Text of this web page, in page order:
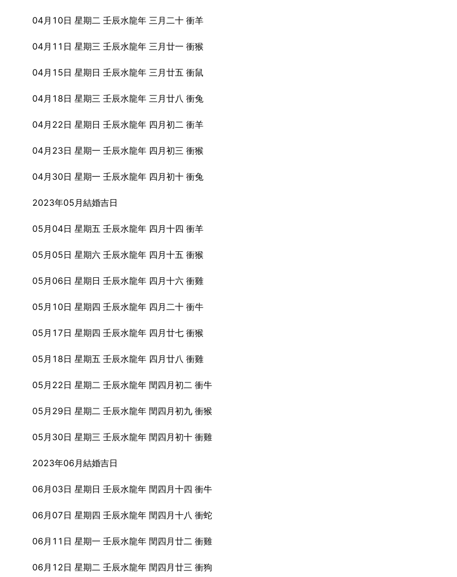
04月10日 星期二 壬辰水龍年 三月二十 衝羊
04月11日 星期三 壬辰水龍年 三月廿一 衝猴
04月15日 星期日 壬辰水龍年 三月廿五 衝鼠
04月18日 星期三 壬辰水龍年 三月廿八 衝兔
04月22日 星期日 壬辰水龍年 四月初二 衝羊
04月23日 星期一 壬辰水龍年 四月初三 衝猴
04月30日 星期一 壬辰水龍年 四月初十 衝兔
2023年05月結婚吉日
05月04日 星期五 壬辰水龍年 四月十四 衝羊
05月05日 星期六 壬辰水龍年 四月十五 衝猴
05月06日 星期日 壬辰水龍年 四月十六 衝雞
05月10日 星期四 壬辰水龍年 四月二十 衝牛
05月17日 星期四 壬辰水龍年 四月廿七 衝猴
05月18日 星期五 壬辰水龍年 四月廿八 衝雞
05月22日 星期二 壬辰水龍年 閏四月初二 衝牛
05月29日 星期二 壬辰水龍年 閏四月初九 衝猴
05月30日 星期三 壬辰水龍年 閏四月初十 衝雞
2023年06月結婚吉日
06月03日 星期日 壬辰水龍年 閏四月十四 衝牛
06月07日 星期四 壬辰水龍年 閏四月十八 衝蛇
06月11日 星期一 壬辰水龍年 閏四月廿二 衝雞
06月12日 星期二 壬辰水龍年 閏四月廿三 衝狗